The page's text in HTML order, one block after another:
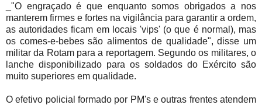
_"O engraçado é que enquanto somos obrigados a nos
manterem firmes e fortes na vigilância para garantir a ordem,
as autoridades ficam em locais 'vips' (o que é normal), mas
os comes-e-bebes são alimentos de qualidade", disse um
militar da Rotam para a reportagem. Segundo os militares, o
lanche disponibilizado para os soldados do Exército são
muito superiores em qualidade.
O efetivo policial formado por PM's e outras frentes atendem